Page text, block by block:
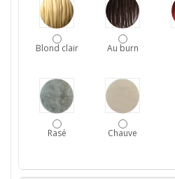
Blond clair Au burn
Rasé Chauve